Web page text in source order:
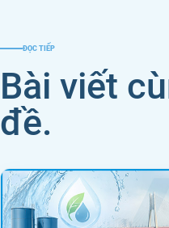
ĐỌC TIẾP
Bài viết
đề.